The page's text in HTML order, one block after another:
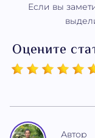
Если вы
Оцените
Автор